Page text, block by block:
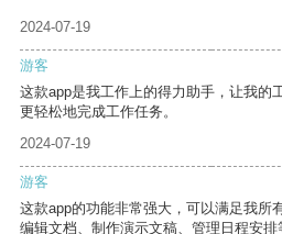
2024-07-19
游客
这款app是我工作上的得力助手，让我的
更轻松地完成工作任务。
2024-07-19
游客
这款app的功能非常强大，可以满足我所
编辑文档、制作演示文稿、管理日程安排